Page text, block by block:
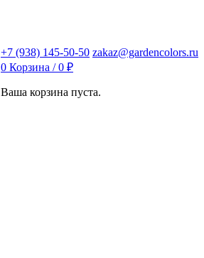
+7 (938) 145-50-50 zakaz@gardencolors.ru
0 Корзина /0 ₽
Ваша корзина пуста.